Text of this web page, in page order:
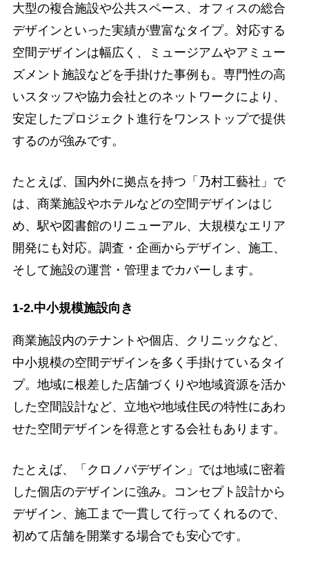
大型の複合施設や公共スペース、オフィスの総合
デザインといった実績が豊富なタイプ。対応する
空間デザインは幅広く、ミュージアムやアミュー
ズメント施設などを手掛けた事例も。専門性の高
いスタッフや協力会社とのネットワークにより、
安定したプロジェクト進行をワンストップで提供
するのが強みです。
たとえば、国内外に拠点を持つ「乃村工藝社」で
は、商業施設やホテルなどの空間デザインはじ
め、駅や図書館のリニューアル、大規模なエリア
開発にも対応。調査・企画からデザイン、施工、
そして施設の運営・管理までカバーします。
1-2.中小規模施設向き
商業施設内のテナントや個店、クリニックなど、
中小規模の空間デザインを多く手掛けているタイ
プ。地域に根差した店舗づくりや地域資源を活か
した空間設計など、立地や地域住民の特性にあわ
せた空間デザインを得意とする会社もあります。
たとえば、「クロノバデザイン」では地域に密着
した個店のデザインに強み。コンセプト設計から
デザイン、施工まで一貫して行ってくれるので、
初めて店舗を開業する場合でも安心です。